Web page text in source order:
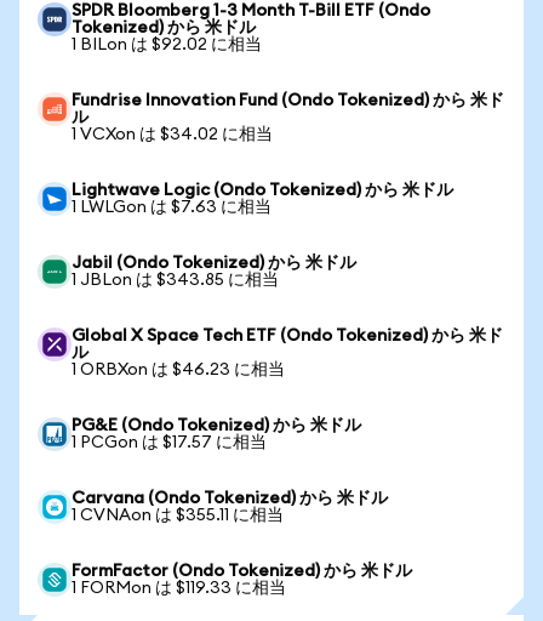
SPDR Bloomberg 1-3 Month T-Bill ETF (Ondo
Tokenized) から 米ドル
1 BILon は $92.02 に相当
Fundrise Innovation Fund (Ondo Tokenized) から 米ド
ル
1 VCXon は $34.02 に相当
Lightwave Logic (Ondo Tokenized) から 米ドル
1 LWLGon は $7.63 に相当
Jabil (Ondo Tokenized) から 米ドル
1 JBLon は $343.85 に相当
Global X Space Tech ETF (Ondo Tokenized) から 米ド
ル
1 ORBXon は $46.23 に相当
PG&E (Ondo Tokenized) から 米ドル
1 PCGon は $17.57 に相当
Carvana (Ondo Tokenized) から 米ドル
1 CVNAon は $355.11 に相当
FormFactor (Ondo Tokenized) から 米ドル
1 FORMon は $119.33 に相当